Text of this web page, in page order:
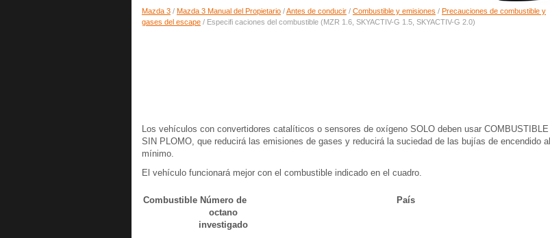
Mazda 3 / Mazda 3 Manual del Propietario /Antes de conducir / Combustible y emisiones / Precauciones de combustible y
gases del escape / Especifi caciones del combustible (MZR 1.6, SKYACTIV-G 1.5, SKYACTIV-G 2.0)
Los vehículos con convertidores catalíticos o sensores de oxígeno SOLO deben usar COMBUSTIBLE
SIN PLOMO, que reducirá las emisiones de gases y reducirá la suciedad de las bujías de encendido al
mínimo.
El vehículo funcionará mejor con el combustible indicado en el cuadro.
Combustible Número de
octano
investigado
País